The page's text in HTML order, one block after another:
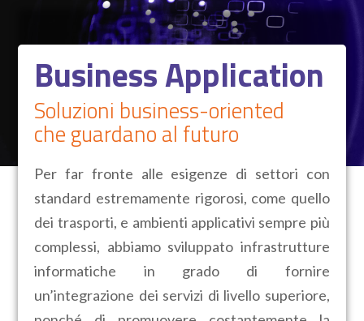
Business Application
Soluzioni business-oriented
che guardano al futuro
Per far fronte alle esigenze di settori con
standard estremamente rigorosi, come quello
dei trasporti, e ambienti applicativi sempre più
complessi, abbiamo sviluppato infrastrutture
informatiche in grado di fornire
un’integrazione dei servizi di livello superiore,